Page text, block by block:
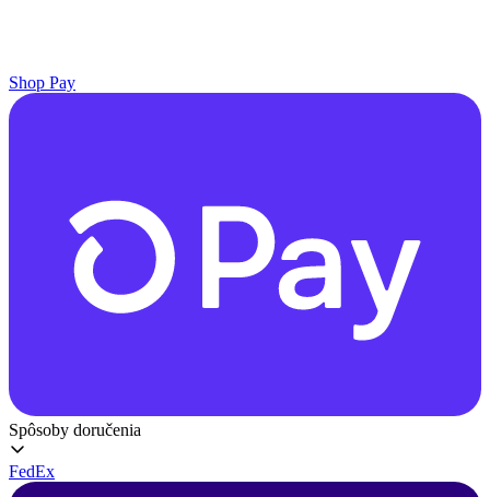
Shop Pay
Spôsoby doručenia
FedEx